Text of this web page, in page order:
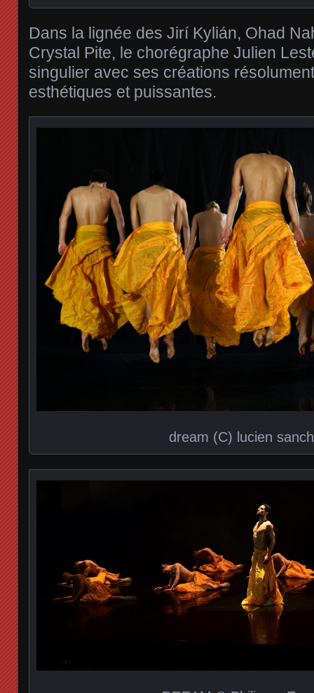
Dans la lignée des Jirí Kylián, Ohad
Crystal Pite, le chorégraphe Julien
singulier avec ses créations
esthétiques et puissantes.
dream (C) lucien